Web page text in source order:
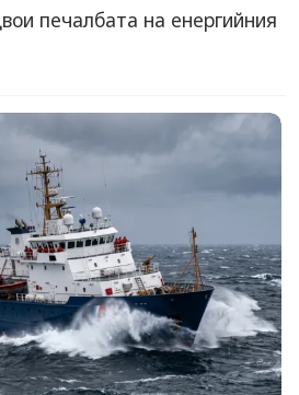
печалбата на енергийния